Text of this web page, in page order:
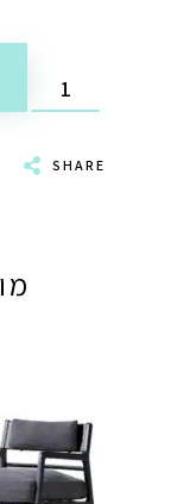
SHARE